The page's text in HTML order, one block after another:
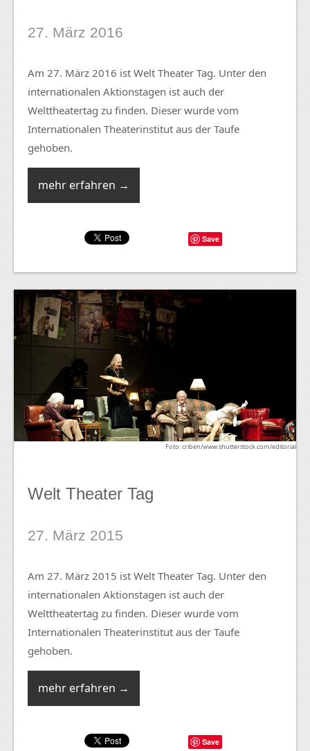
27. März 2016
Am 27. März 2016 ist Welt Theater Tag. Unter den
internationalen Aktionstagen ist auch der
Welttheatertag zu finden. Dieser wurde vom
Internationalen Theaterinstitut aus der Taufe
gehoben.
mehr erfahren →
Save
Foto: criben/www.shutterstock.com/editorial
Welt Theater Tag
27. März 2015
Am 27. März 2015 ist Welt Theater Tag. Unter den
internationalen Aktionstagen ist auch der
Welttheatertag zu finden. Dieser wurde vom
Internationalen Theaterinstitut aus der Taufe
gehoben.
mehr erfahren →
Save